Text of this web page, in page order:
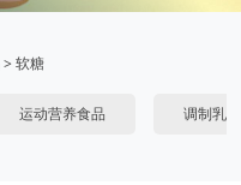
> 软糖
运动营养食品 调制乳粉